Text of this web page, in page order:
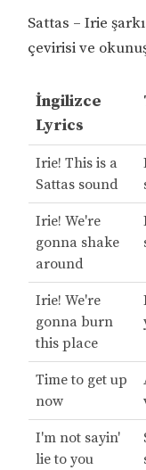
Sattas – Irie
çevirisi ve
İngilizce
Lyrics
Irie! This is a
Sattas sound
Irie! We're
gonna shake
around
Irie! We're
gonna burn
this place
Time to get up
now
I'm not sayin'
lie to you